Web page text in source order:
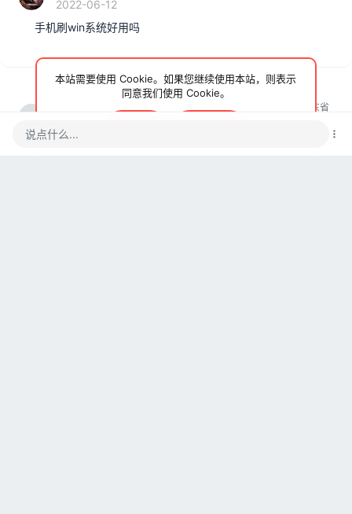
2022-06-12
手机刷win系统好用吗
山东省
说点什么...
本站需要使用 Cookie。如果您继续使用本站，则表示
同意我们使用 Cookie。